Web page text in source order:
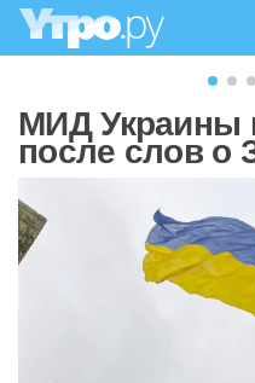
МИД Украины
после слов о